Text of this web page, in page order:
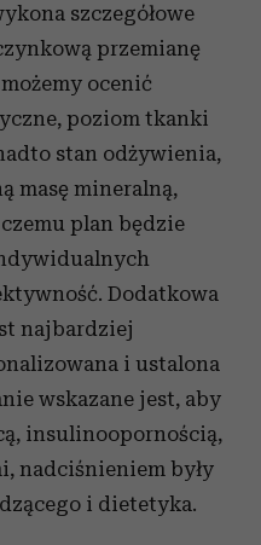
szczegółowe
przemianę
ocenić
poziom tkanki
stan odżywienia,
masę mineralną,
plan będzie
Dodatkowa
najbardziej
i ustalona
wskazane jest, aby
insulinoopornością,
nadciśnieniem były
i dietetyka.